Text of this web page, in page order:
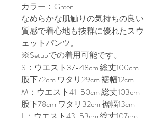
カラー：Green
なめらかな肌触りの気持ちの良い
質感で着心地も抜群に優れたスウ
ェットパンツ。
※Setupでの着用可能です。
S：ウエスト37-48cm 総丈100cm
股下72cm ワタリ29cm 裾幅12cm
M：ウエスト41-50cm 総丈103cm
股下78cm ワタリ32cm 裾幅13cm